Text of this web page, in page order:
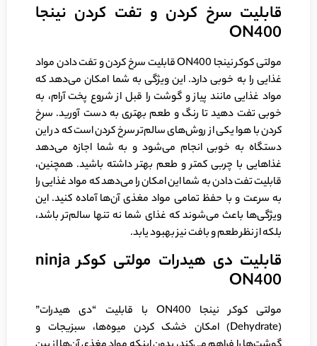
قابلیت سرخ کردن و تفت کردن نینجا
ON400
مولتی کوکر نینجا ON400 قابلیت سرخ کردن و تفت دادن مواد
غذایی را به خوبی دارد. این ویژگی به شما امکان می‌دهد که
مواد غذایی مانند پیاز و گوشت را قبل از شروع پخت آرام، به
خوبی تفت دهید تا رنگ و طعم بهتری به دست آورید. سرخ
کردن با هوا یکی از روش‌های سالم‌تر سرخ کردن است که در این
دستگاه به خوبی انجام می‌شود و به شما اجازه می‌دهد
غذاهایی با چربی کمتر و طعم بهتر داشته باشید. همچنین،
قابلیت تفت دادن به شما این امکان را می‌دهد که مواد غذایی را
به سرعت و با حفظ تمامی مواد مغذی آن‌ها آماده کنید. این
ویژگی‌ها باعث می‌شوند که غذای شما نه تنها سالم‌تر باشد،
بلکه از نظر طعم و بافت نیز بهبود یابد.
قابلیت دی هیدرات مولتی کوکر ninja
ON400
مولتی کوکر نینجا ON400 با قابلیت “دی هیدرات”
(Dehydrate) امکان خشک کردن میوه‌ها، سبزیجات و